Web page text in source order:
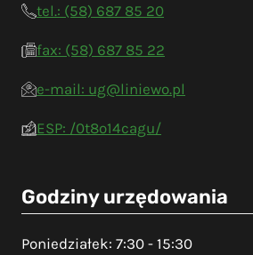
tel.: (58) 687 85 20
fax: (58) 687 85 22
e-mail: ug@liniewo.pl
ESP: /0t8o14cagu/
Godziny urzędowania
Poniedziałek: 7:30 - 15:30